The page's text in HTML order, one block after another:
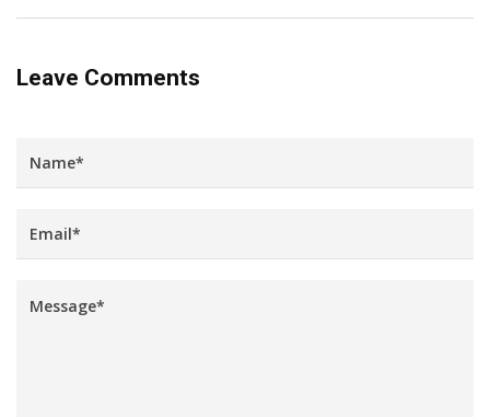
Leave Comments